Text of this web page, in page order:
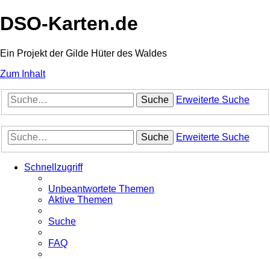
DSO-Karten.de
Ein Projekt der Gilde Hüter des Waldes
Zum Inhalt
Suche Erweiterte Suche
Suche Erweiterte Suche
Schnellzugriff
Unbeantwortete Themen
Aktive Themen
Suche
FAQ